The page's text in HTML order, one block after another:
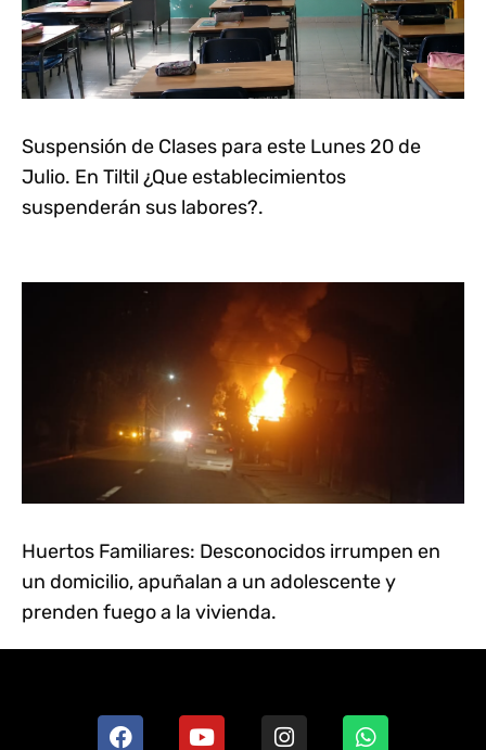
Suspensión de Clases para este Lunes 20 de
Julio. En Tiltil ¿Que establecimientos
suspenderán sus labores?.
Huertos Familiares: Desconocidos irrumpen en
un domicilio, apuñalan a un adolescente y
prenden fuego a la vivienda.